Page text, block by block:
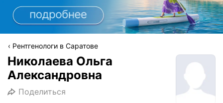
Рентгенологи в Саратове
Николаева Ольга
Александровна
Поделиться